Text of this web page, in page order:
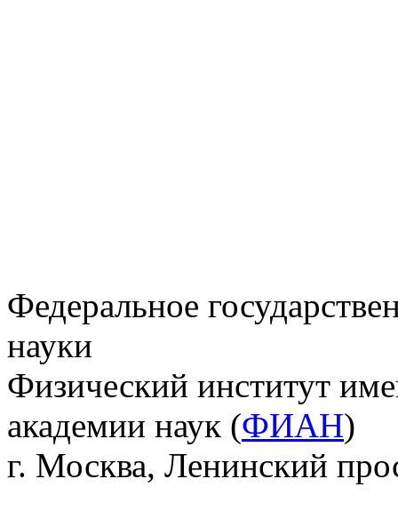
Федеральное
науки
Физический институт
академии наук (ФИАН)
г. Москва, Ленинский